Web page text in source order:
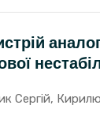
Сергій,